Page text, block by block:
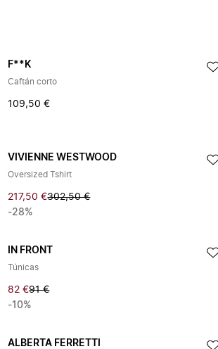
F**K
Caftán corto
109,50 €
VIVIENNE WESTWOOD
Oversized Tshirt
217,50 €302,50 €
-28%
IN FRONT
Túnicas
82 €91 €
-10%
ALBERTA FERRETTI